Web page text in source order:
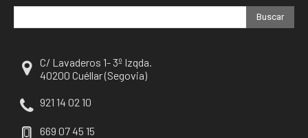
Buscar
C/ Lavaderos 1- 3º Izqda.
40200 Cuéllar (Segovia)
921 14 02 10
669 07 45 15